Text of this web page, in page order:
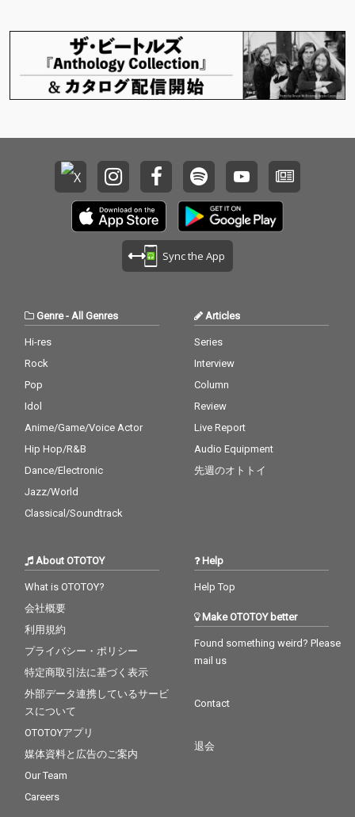
Sync the App
Genre- All Genres
Hi-res
Rock
Pop
Idol
Anime/Game/Voice Actor
Hip Hop/R&B
Dance/Electronic
Jazz/World
Classical/Soundtrack
Articles
Series
Interview
Column
Review
Live Report
Audio Equipment
先週のオトトイ
About OTOTOY
What is OTOTOY?
会社概要
利用規約
プライバシー・ポリシー
特定商取引法に基づく表示
外部データ連携しているサービ
スについて
OTOTOYアプリ
媒体資料と広告のご案内
Our Team
Careers
Help
Help Top
Make OTOTOY better
Found something weird? Please
mail us
Contact
退会